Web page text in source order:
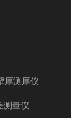
厚测厚仪
测量仪